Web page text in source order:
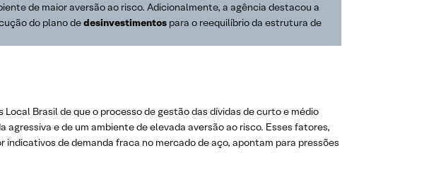
de maior aversão ao risco. Adicionalmente, a agência destacou a
do plano dedesinvestimentos para o reequilíbrio da estrutura de
Brasil de que o processo de gestão das dívidas de curto e médio
e de um ambiente de elevada aversão ao risco. Esses fatores,
de demanda fraca no mercado de aço, apontam para pressões